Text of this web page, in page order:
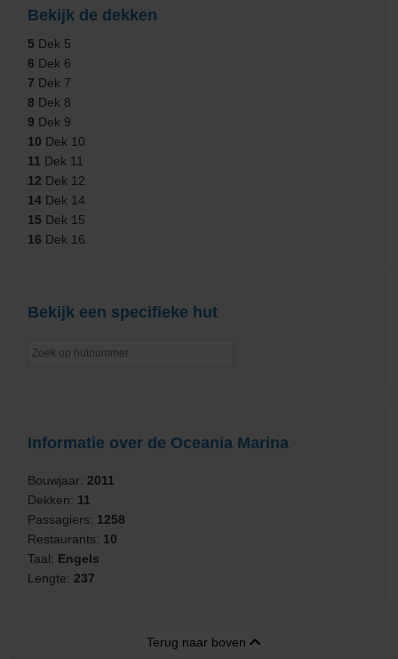
Bekijk de dekken
5 Dek 5
6 Dek 6
7 Dek 7
8 Dek 8
9 Dek 9
10 Dek 10
11 Dek 11
12 Dek 12
14 Dek 14
15 Dek 15
16 Dek 16
Bekijk een specifieke hut
Informatie over de Oceania Marina
Bouwjaar: 2011
Dekken: 11
Passagiers: 1258
Restaurants: 10
Taal: Engels
Lengte: 237
Terug naar boven